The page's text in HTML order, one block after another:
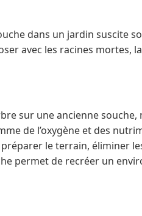
dans un jardin suscite
avec les racines mortes,
sur une ancienne
de l’oxygène et des
le terrain, éliminer
permet de recréer un